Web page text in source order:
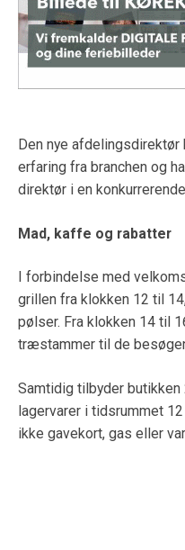
Den nye
erfaring fra branchen og
direktør i en
Mad, kaffe og rabatter
I forbindelse med
grillen fra klokken 12 til
pølser. Fra klokken 14 til
træstammer til de
Samtidig tilbyder butikken
lagervarer i tidsrummet
ikke gavekort, gas eller